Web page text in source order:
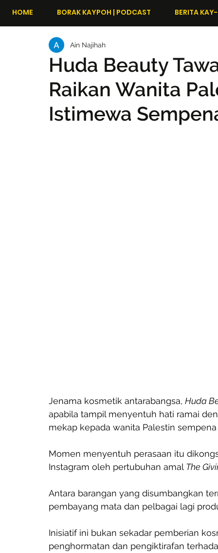
HOME BORAK KAYPOH | PODCAST BERITA
Huda Beauty
Raikan Wanita
Istimewa
Ain Najihah
Jenama kosmetik antarabangsa, Huda
apabila tampil menyentuh hati ramai
mekap kepada wanita Palestin
Momen menyentuh perasaan itu
Instagram oleh pertubuhan amal The
Antara barangan yang disumbangkan
pembayang mata dan pelbagai lagi
Inisiatif ini bukan sekadar pemberian
penghormatan dan pengiktirafan